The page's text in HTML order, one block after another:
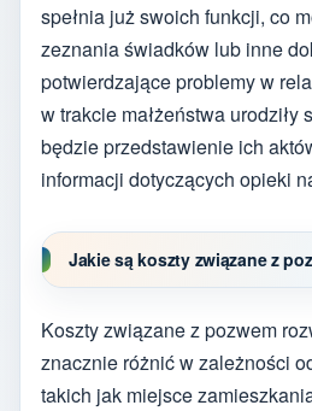
spełnia już swoich funkcji, co
zeznania świadków lub inne
potwierdzające problemy w
w trakcie małżeństwa
będzie przedstawienie ich
informacji dotyczących opieki
Jakie są koszty związane z
Koszty związane z pozwem
znacznie różnić w zależności
takich jak miejsce